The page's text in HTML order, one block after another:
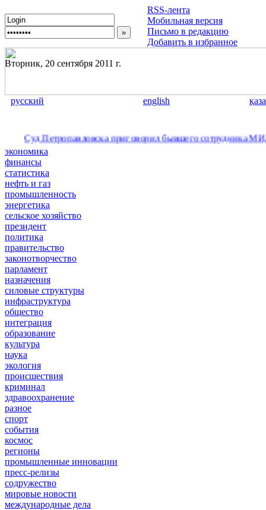
RSS-лента
Мобильная версия
Письмо в редакцию
Добавить в избранное
Вторник, 20 сентября 2011 г.
русский english
Петропавловска приговорил бывшего сотрудника МИД РК к
экономика
финансы
статистика
нефть и газ
промышленность
энергетика
сельское хозяйство
президент
политика
правительство
законотворчество
парламент
назначения
силовые структуры
инфраструктура
общество
интеграция
образование
культура
наука
экология
происшествия
криминал
здравоохранение
разное
спорт
события
космос
регионы
промышленные инновации
пресс-релизы
содружество
мировые новости
международные дела